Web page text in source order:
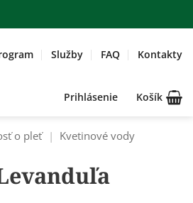
Služby FAQ Kontakty
Prihlásenie Košík
o pleť | Kvetinové vody